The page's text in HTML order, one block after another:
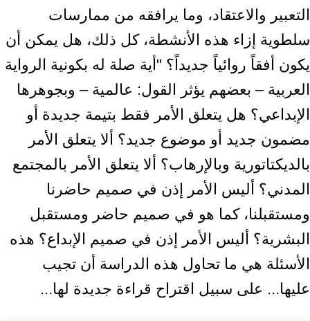
التعبير والاعتقاد، وما يرافقه من ممارسات
سلطوية إزاء هذه الأنشطة، كل ذلك، هل يمكن أن
يكون أفقاً روائياً جديداً؟ "أية صلة له بكونية الرواية
العربية – بعضهم يؤثر القول: عالمية – وبجوهرها
الإبداعي؟ هل يتعلق الأمر فقط بتيمة جديدة أو
مضمون جديد أو موضوع جديد؟ ألا يتعلق الأمر
بالديكتاتورية وبالإرهاب؟ ألا يتعلق الأمر بالمجتمع
المدني؟ أليس الأمر إذن في صميم حاضرنا
ومستقبلنا، كما هو في صميم حاضر ومستقبل
البشرية؟ أليس الأمر إذن في صميم الإبداع؟ هذه
الأسئلة هي ما تحاول هذه الدراسة أن تجيب
عليها... على سبيل اقتراح قراءة جديدة لها...